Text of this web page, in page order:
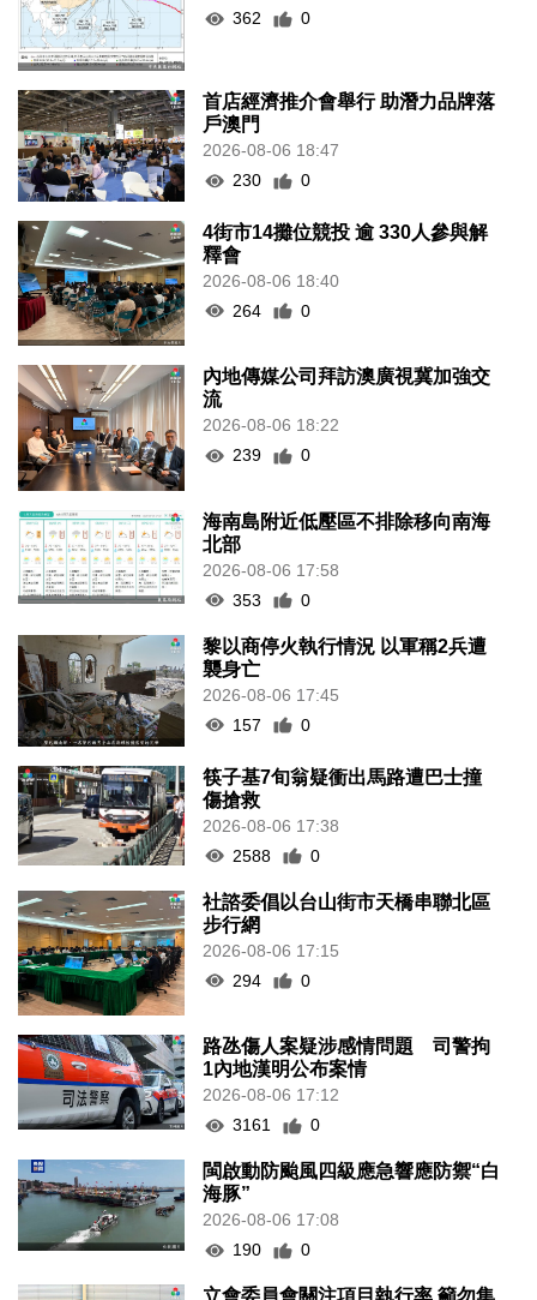
362
0
首店經濟推介會舉行 助潛力品牌落
戶澳門
2026-08-06 18:47
230
0
4街市14攤位競投 逾 330人參與解
釋會
2026-08-06 18:40
264
0
內地傳媒公司拜訪澳廣視冀加強交
流
2026-08-06 18:22
239
0
海南島附近低壓區不排除移向南海
北部
2026-08-06 17:58
353
0
黎以商停火執行情況 以軍稱2兵遭
襲身亡
2026-08-06 17:45
157
0
筷子基7旬翁疑衝出馬路遭巴士撞
傷搶救
2026-08-06 17:38
2588
0
社諮委倡以台山街市天橋串聯北區
步行網
2026-08-06 17:15
294
0
路氹傷人案疑涉感情問題 司警拘
1內地漢明公布案情
2026-08-06 17:12
3161
0
閩啟動防颱風四級應急響應防禦“白
海豚”
2026-08-06 17:08
190
0